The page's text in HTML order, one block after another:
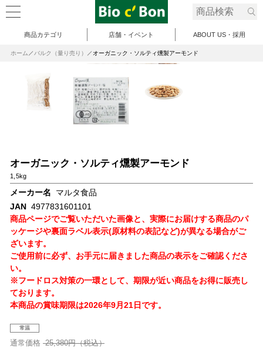
商品カテゴリ 店舗・イベント ABOUT US・採用
ホーム バルク（量り売り） オーガニック・ソルティ燻製アーモンド
オーガニック・ソルティ燻製アーモンド
1,5kg
メーカー名
マルタ食品
JAN 4977831601101
商品ページでご覧いただいた画像と、実際にお届けする商品のパ
ッケージや裏面ラベル表示(原材料の表記など)が異なる場合がご
ざいます。
ご使用前に必ず、お手元に届きました商品の表示をご確認くださ
い。
※フードロス対策の一環として、期限が近い商品をお得に販売し
ております。
本商品の賞味期限は2026年9月21日です。
常温
通常価格 25,380円（税込）